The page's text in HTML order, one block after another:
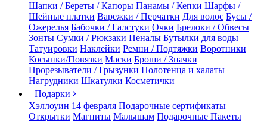
Шапки / Береты / Капоры Панамы / Кепки Шарфы /
Шейные платки Варежки / Перчатки Для волос Бусы /
Ожерелья Бабочки / Галстуки Очки Брелоки / Обвесы
Зонты Сумки / Рюкзаки Пеналы Бутылки для воды
Татуировки Наклейки Ремни / Подтяжки Воротники
Косынки/Повязки Маски Броши / Значки
Прорезыватели / Грызунки Полотенца и халаты
Нагрудники Шкатулки Косметички
Подарки
Хэллоуин 14 февраля Подарочные сертификаты
Открытки Магниты Малышам Подарочные Пакеты